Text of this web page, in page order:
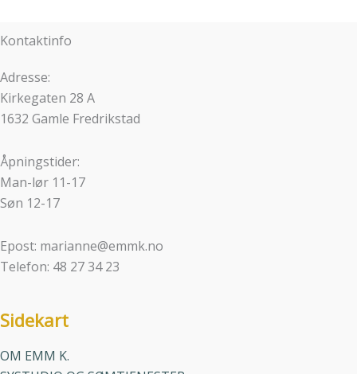
Kontaktinfo
Adresse:
Kirkegaten 28 A
1632 Gamle Fredrikstad
Åpningstider:
Man-lør 11-17
Søn 12-17
Epost: marianne@emmk.no
Telefon: 48 27 34 23
Sidekart
OM EMM K.